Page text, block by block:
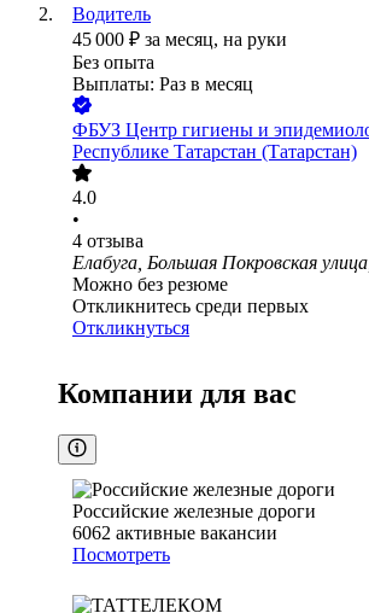
Водитель
45 000 ₽ за месяц, на руки
Без опыта
Выплаты: Раз в месяц
ФБУЗ Центр гигиены и
Республике Татарстан (Татарстан)
4.0
•
4 отзыва
Елабуга, Большая Покровская
Можно без резюме
Откликнитесь среди первых
Откликнуться
Компании для вас
Российские железные дороги
6062 активные вакансии
Посмотреть